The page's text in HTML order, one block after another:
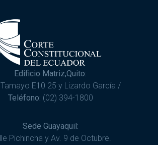
Edificio Matriz,Quito:
E10 25 y Lizardo García /
Teléfono: (02) 394-1800
Sede Guayaquil:
Pichincha y Av. 9 de Octubre.